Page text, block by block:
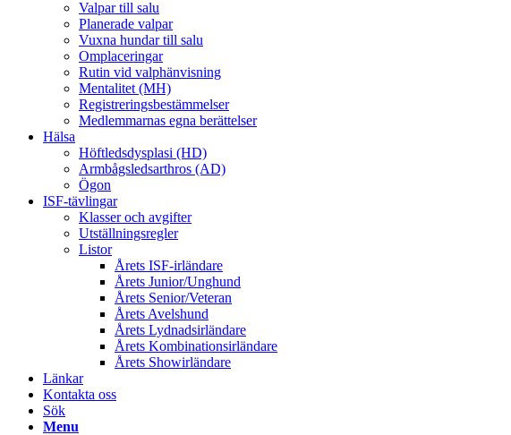
Valpar till salu
Planerade valpar
Vuxna hundar till salu
Omplaceringar
Rutin vid valphänvisning
Mentalitet (MH)
Registreringsbestämmelser
Medlemmarnas egna berättelser
Hälsa
Höftledsdysplasi (HD)
Armbågsledsarthros (AD)
Ögon
ISF-tävlingar
Klasser och avgifter
Utställningsregler
Listor
Årets ISF-irländare
Årets Junior/Unghund
Årets Senior/Veteran
Årets Avelshund
Årets Lydnadsirländare
Årets Kombinationsirländare
Årets Showirländare
Länkar
Kontakta oss
Sök
Menu